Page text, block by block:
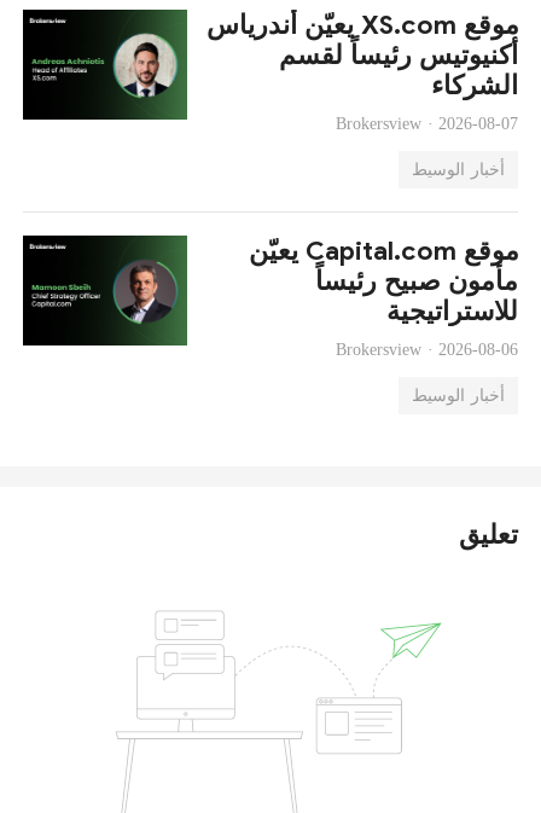
موقع XS.com يعيّن أندرياس
أكنيوتيس رئيساً لقسم
الشركاء
Brokersview · 2026-08-07
أخبار الوسيط
موقع Capital.com يعيّن
مأمون صبيح رئيساً
للاستراتيجية
Brokersview · 2026-08-06
أخبار الوسيط
تعليق